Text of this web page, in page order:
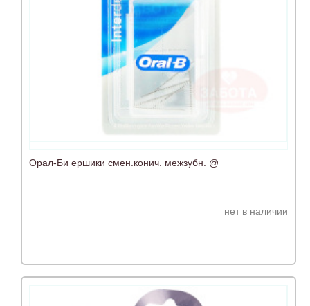
Орал-Би ершики смен.конич. межзубн. @
нет в наличии